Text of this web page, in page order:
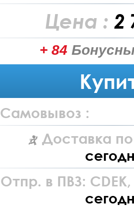
Цена : 2
+ 84
Самовывоз :
Доставка
Отпр. в ПВЗ: CDEK,